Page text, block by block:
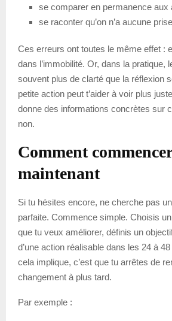
se comparer en permanence aux
se raconter qu’on n’a aucune
Ces erreurs ont toutes le même effet :
dans l’immobilité. Or, dans la pratique,
souvent plus de clarté que la réflexion
petite action peut t’aider à voir plus
donne des informations concrètes sur
non.
Comment
maintenant
Si tu hésites encore, ne cherche pas
parfaite. Commence simple. Choisis
que tu veux améliorer, définis un
d’une action réalisable dans les 24 à
cela implique, c’est que tu arrêtes de
changement à plus tard.
Par exemple :